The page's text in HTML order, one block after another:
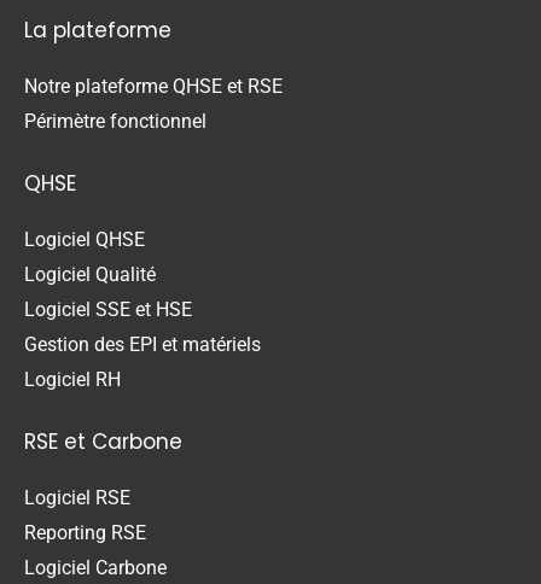
La plateforme
Notre plateforme QHSE et RSE
Périmètre fonctionnel
QHSE
Logiciel QHSE
Logiciel Qualité
Logiciel SSE et HSE
Gestion des EPI et matériels
Logiciel RH
RSE et Carbone
Logiciel RSE
Reporting RSE
Logiciel Carbone